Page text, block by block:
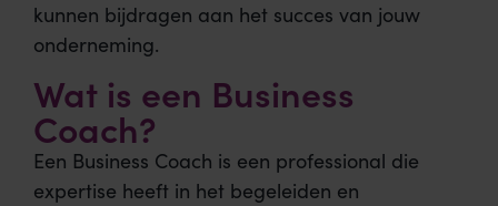
kunnen bijdragen aan het succes van jouw
onderneming.
Wat is een Business
Coach?
Een Business Coach is een professional die
expertise heeft in het begeleiden en